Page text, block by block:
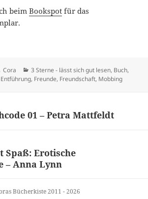
beimBookspot für das
Autor
Cora Kategorien
3 Sterne - lässt sich gut lesen, Buch,
Schlagwörter
Entführung, Freunde, Freundschaft, Mobbing
01 – Petra Mattfeldt
Spaß: Erotische
– Anna Lynn
Bücherkiste 2011 - 2026